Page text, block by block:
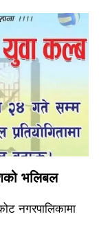
भलिबल
नगरपालिकामा